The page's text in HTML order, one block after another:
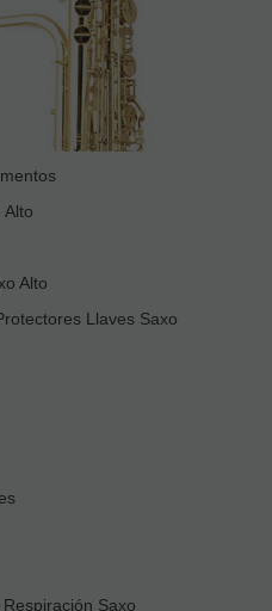
Alto
Alto
Llaves Saxo
Saxo